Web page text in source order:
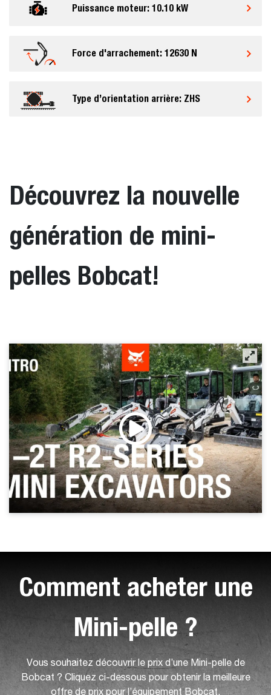
Puissance moteur: 10.10 kW
Force d'arrachement: 12630 N
Type d’orientation arrière: ZHS
Découvrez la nouvelle
génération de mini-
pelles Bobcat!
Comment acheter une
Mini-pelle ?
Vous souhaitez découvrir le prix d’une Mini-pelle de
Bobcat ? Cliquez ci-dessous pour obtenir la meilleure
offre de prix pour l’équipement Bobcat.